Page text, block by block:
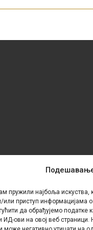
пружили најбоља искуства,
приступ информацијама о
да обрађујемо
ИД-ови на овој веб